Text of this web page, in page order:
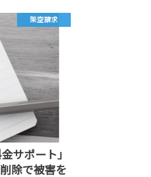
架空請求
サポート」
除で被害を